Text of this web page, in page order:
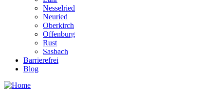
Nesselried
Neuried
Oberkirch
Offenburg
Rust
Sasbach
Barrierefrei
Blog